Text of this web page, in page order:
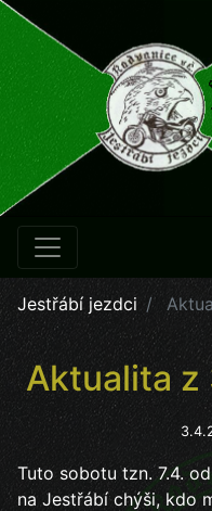
Jestřábí jezdci
Aktualita z
Tuto sobotu tzn. 7.4.
na Jestřábí chýši, kdo